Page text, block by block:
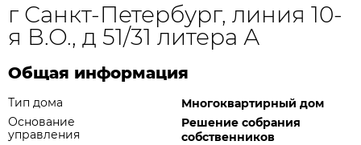
г Санкт-Петербург, линия 10-
я В.О., д 51/31 литера А
Общая информация
Тип дома
Многоквартирный дом
Основание
управления
Решение собрания
собственников